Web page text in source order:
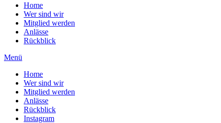
Home
Wer sind wir
Mitglied werden
Anlässe
Rückblick
Menü
Home
Wer sind wir
Mitglied werden
Anlässe
Rückblick
Instagram